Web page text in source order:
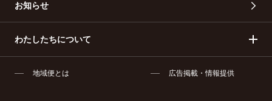
お知らせ
わたしたちについて
地域便とは 広告掲載・情報提供